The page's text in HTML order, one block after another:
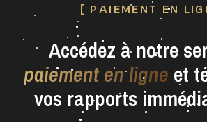
[ PAIEMENT EN
Accédez à notre
paiement en ligne et
vos rapports